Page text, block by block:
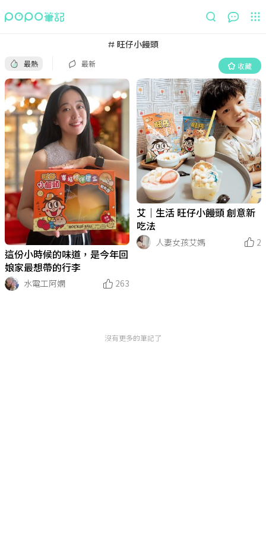
旺仔小饅頭
最熱 最新 收藏
收藏
這份小時候的味道，是今年回
娘家最想帶的行李
水電工阿嫻
263
艾｜生活 旺仔小饅頭 創意新
吃法
人妻女孩艾媽
2
沒有更多的筆記了